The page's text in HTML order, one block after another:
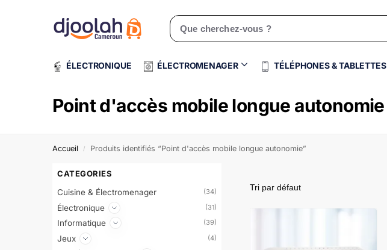
Rechercher un produit
ÉLECTRONIQUE ÉLECTROMENAGER TÉLÉPHONES & TABLETTES
Point d'accès mobile longue autonomie
Accueil / Produits identifiés “Point d'accès mobile longue autonomie”
CATEGORIES
Cuisine & Électromenager
(34)
Électronique (31)
Informatique (39)
Jeux (4)